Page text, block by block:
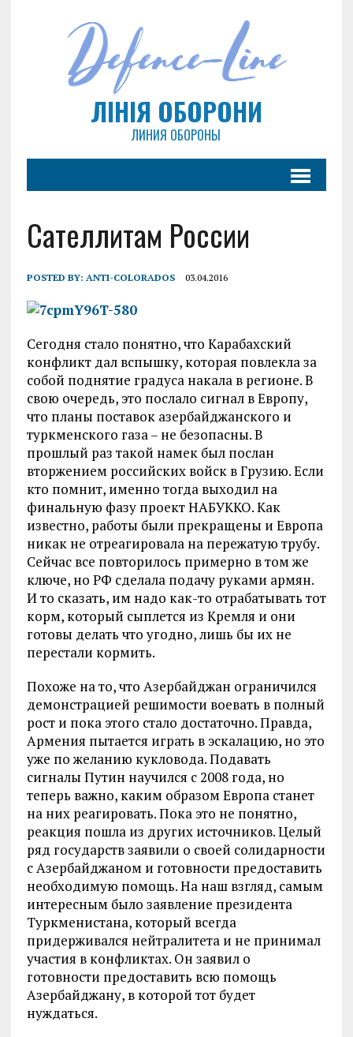
ЛІНІЯ ОБОРОНИ
ЛИНИЯ ОБОРОНЫ
Сателлитам России
POSTED BY: ANTI-COLORADOS 03.04.2016
Сегодня стало понятно, что Карабахский
конфликт дал вспышку, которая повлекла за
собой поднятие градуса накала в регионе. В
свою очередь, это послало сигнал в Европу,
что планы поставок азербайджанского и
туркменского газа – не безопасны. В
прошлый раз такой намек был послан
вторжением российских войск в Грузию. Если
кто помнит, именно тогда выходил на
финальную фазу проект НАБУККО. Как
известно, работы были прекращены и Европа
никак не отреагировала на пережатую трубу.
Сейчас все повторилось примерно в том же
ключе, но РФ сделала подачу руками армян.
И то сказать, им надо как-то отрабатывать тот
корм, который сыплется из Кремля и они
готовы делать что угодно, лишь бы их не
перестали кормить.
Похоже на то, что Азербайджан ограничился
демонстрацией решимости воевать в полный
рост и пока этого стало достаточно. Правда,
Армения пытается играть в эскалацию, но это
уже по желанию кукловода. Подавать
сигналы Путин научился с 2008 года, но
теперь важно, каким образом Европа станет
на них реагировать. Пока это не понятно,
реакция пошла из других источников. Целый
ряд государств заявили о своей солидарности
с Азербайджаном и готовности предоставить
необходимую помощь. На наш взгляд, самым
интересным было заявление президента
Туркменистана, который всегда
придерживался нейтралитета и не принимал
участия в конфликтах. Он заявил о
готовности предоставить всю помощь
Азербайджану, в которой тот будет
нуждаться.